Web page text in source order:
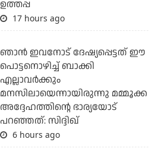
ഉത്തപ്പ
17 hours ago
ഞാന്‍ ഇവനോട് ദേഷ്യപ്പെട്ടത് ഈ
പൊട്ടനൊഴിച്ച് ബാക്കി
എല്ലാവര്‍ക്കും
മനസിലായെന്നായിരുന്നു മമ്മൂക്ക
അദ്ദേഹത്തിന്റെ ഭാര്യയോട്
പറഞ്ഞത്: സിദ്ദിഖ്
6 hours ago